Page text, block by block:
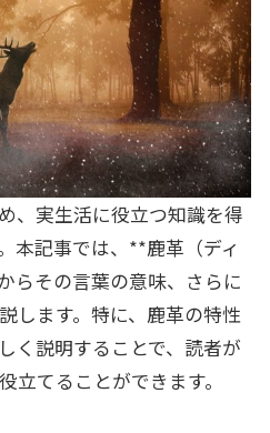
、実生活に役立つ知識を得
本記事では、**鹿革（ディ
らその言葉の意味、さらに
します。特に、鹿革の特性
く説明することで、読者が
立てることができます。